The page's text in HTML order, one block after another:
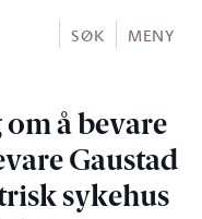
SØK MENY
å bevare
Gaustad
sykehus